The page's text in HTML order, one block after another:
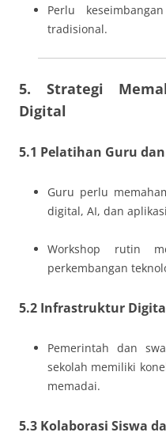
Perlu
tradisional.
5. Strategi
Digital
5.1 Pelatihan Guru
Guru perlu
digital, AI, dan
Workshop rutin
perkembangan
5.2 Infrastruktur
Pemerintah dan
sekolah memiliki
memadai.
5.3 Kolaborasi Siswa